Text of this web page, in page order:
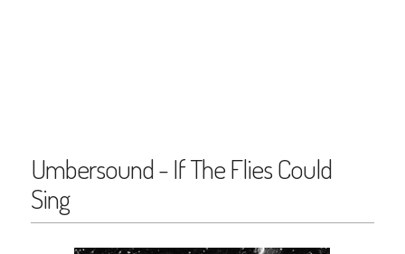
Umbersound - If The Flies Could
Sing